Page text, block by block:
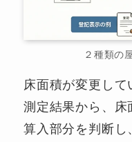
２種類の
床面積が変更し
測定結果から、床
算入部分を判断し